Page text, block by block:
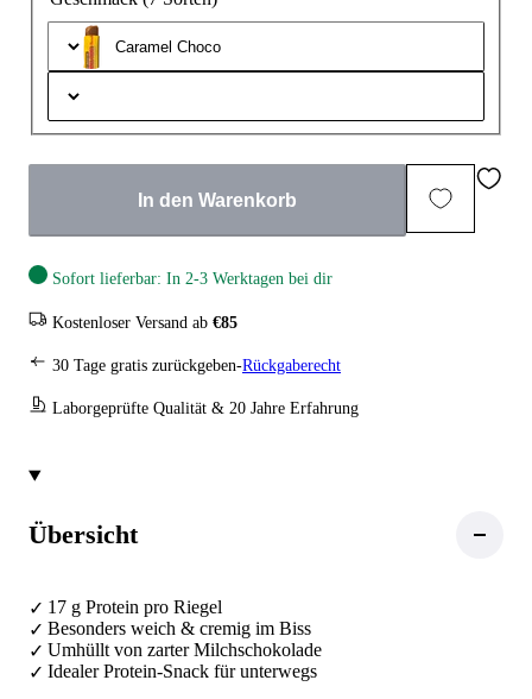
Caramel Choco
In den Warenkorb
Sofort lieferbar: In 2-3 Werktagen bei dir
Kostenloser Versand ab €85
30 Tage gratis zurückgeben-Rückgaberecht
Laborgeprüfte Qualität & 20 Jahre Erfahrung
Übersicht
17 g Protein pro Riegel
Besonders weich & cremig im Biss
Umhüllt von zarter Milchschokolade
Idealer Protein-Snack für unterwegs
Marken. Nicht mit anderen Aktionen kombinierbar.